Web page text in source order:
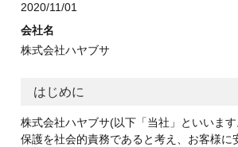
2020/11/01
会社名
株式会社ハヤブサ
はじめに
株式会社ハヤブサ(以下「当社」といいま
保護を社会的責務であると考え、お客様に